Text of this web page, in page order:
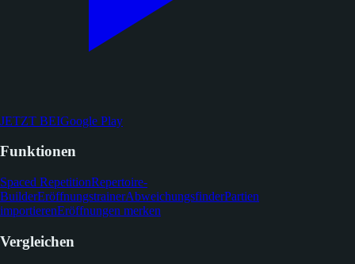
JETZT BEIGoogle Play
Funktionen
Spaced RepetitionRepertoire-
BuilderEröffnungstrainerAbweichungsfinderPartien
importierenEröffnungen merken
Vergleichen